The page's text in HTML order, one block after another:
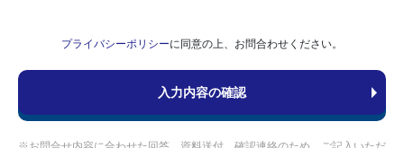
プライバシーポリシーに同意の上、お問合わせください。